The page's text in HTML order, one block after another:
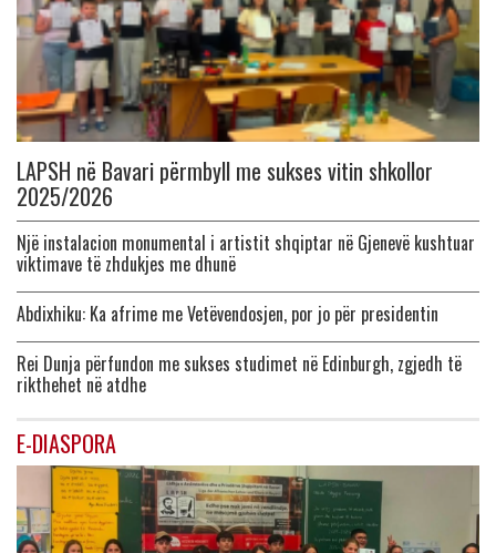
LAPSH në Bavari përmbyll me sukses vitin shkollor
2025/2026
Një instalacion monumental i artistit shqiptar në Gjenevë kushtuar
viktimave të zhdukjes me dhunë
Abdixhiku: Ka afrime me Vetëvendosjen, por jo për presidentin
Rei Dunja përfundon me sukses studimet në Edinburgh, zgjedh të
rikthehet në atdhe
E-DIASPORA